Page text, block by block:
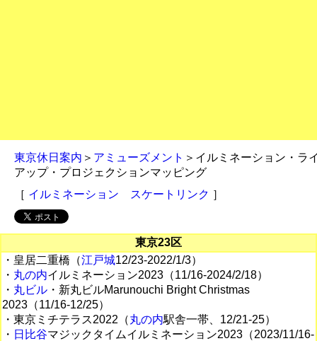
東京休日案内 ＞ アミューズメント ＞イルミネーション・ラ
アップ・プロジェクションマッピング
［ イルミネーション スケートリンク ］
東京23区
・皇居二重橋（江戸城12/23-2022/1/3）
・ 丸の内イルミネーション2023（11/16-2024/2/18）
・ 丸ビル ・新丸ビルMarunouchi Bright Christmas
2023（11/16-12/25）
・東京ミチテラス2022（丸の内駅舎一帯、12/21-25）
・ 日比谷マジックタイムイルミネーション2023（2023/11/16-